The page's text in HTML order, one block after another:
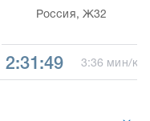
Россия, Ж32
2:31:49 3:36 мин/км